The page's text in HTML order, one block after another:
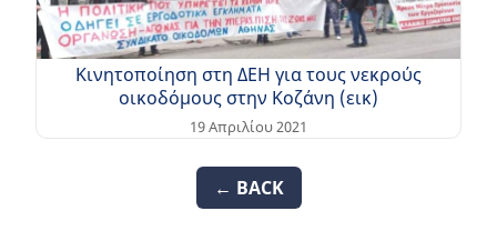
Κινητοποίηση στη ΔΕΗ για τους νεκρούς
οικοδόμους στην Κοζάνη (εικ)
19 Απριλίου 2021
← BACK